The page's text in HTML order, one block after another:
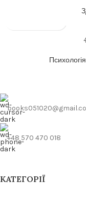
+48 570 470 018
КАТЕГОРІЇ